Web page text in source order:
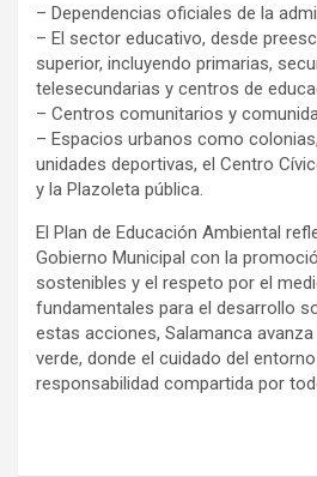
– Dependencias oficiales de la
– El sector educativo, desde
superior, incluyendo primarias,
telesecundarias y centros de
– Centros comunitarios y
– Espacios urbanos como
unidades deportivas, el Centro
y la Plazoleta pública.
El Plan de Educación Ambiental
Gobierno Municipal con la
sostenibles y el respeto por el
fundamentales para el desarrollo
estas acciones, Salamanca
verde, donde el cuidado del
responsabilidad compartida por